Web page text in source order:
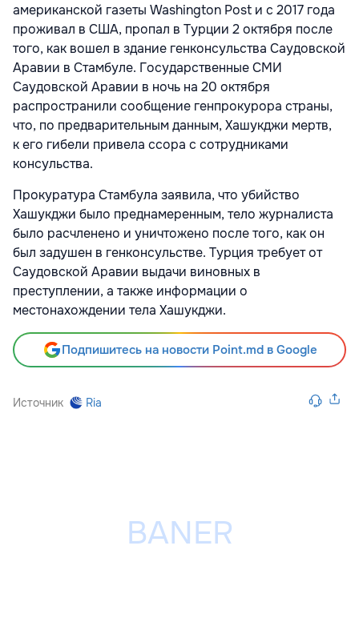
американской газеты Washington Post и с 2017 года
проживал в США, пропал в Турции 2 октября после
того, как вошел в здание генконсульства Саудовской
Аравии в Стамбуле. Государственные СМИ
Саудовской Аравии в ночь на 20 октября
распространили сообщение генпрокурора страны,
что, по предварительным данным, Хашукджи мертв,
к его гибели привела ссора с сотрудниками
консульства.
Прокуратура Стамбула заявила, что убийство
Хашукджи было преднамеренным, тело журналиста
было расчленено и уничтожено после того, как он
был задушен в генконсульстве. Турция требует от
Саудовской Аравии выдачи виновных в
преступлении, а также информации о
местонахождении тела Хашукджи.
Подпишитесь на новости Point.md в Google
Источник Ria